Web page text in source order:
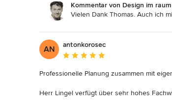
Kommentar von Design im
Vielen Dank Thomas. Auch ich
AN
antonkorosec
Durchschnittliche Bewertung: 5 von
Professionelle Planung zusammen mit
Herr Lingel verfügt über sehr hohes